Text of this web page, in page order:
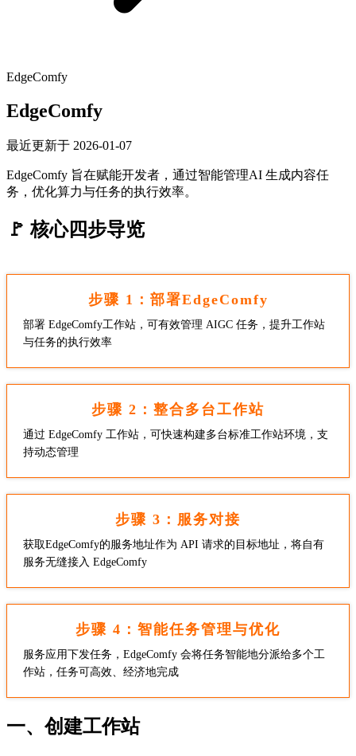
EdgeComfy
EdgeComfy
最近更新于 2026-01-07
EdgeComfy 旨在赋能开发者，通过智能管理AI 生成内容任
务，优化算力与任务的执行效率。
🚩 核心四步导览
步骤 1：部署EdgeComfy
部署 EdgeComfy工作站，可有效管理 AIGC 任务，提升工作站
与任务的执行效率
步骤 2：整合多台工作站
通过 EdgeComfy 工作站，可快速构建多台标准工作站环境，支
持动态管理
步骤 3：服务对接
获取EdgeComfy的服务地址作为 API 请求的目标地址，将自有
服务无缝接入 EdgeComfy
步骤 4：智能任务管理与优化
服务应用下发任务，EdgeComfy 会将任务智能地分派给多个工
作站，任务可高效、经济地完成
一、创建工作站